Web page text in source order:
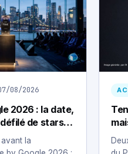
08/2026
2026 : la date,
de stars
Pixel 11
la
cher